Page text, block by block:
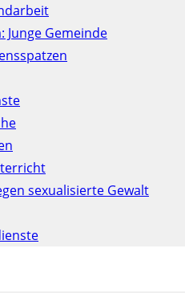
Gemeinde
sexualisierte Gewalt